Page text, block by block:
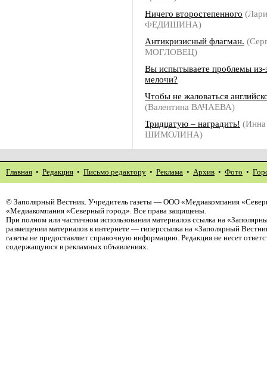
Ничего второстепенного
ФЕДИШИНА)
Антикризисный флагман.
МОГЛОВЕЦ)
Вы испытываете проблемы из-
мелочи?
Чтобы не жаловаться
(Валентина ВАЧАЕВА)
Тридцатую – наградить! (Инна
ШИМОЛИНА)
Главная • Редакция • Письмо редактору • Реклама • Архив • Фото •
© Заполярный Вестник. Учредитель газеты — ООО «Медиакомпания
«Медиакомпания «Северный город». Все права защищены.
При полном или частичном использовании материалов ссылка на
размещении материалов в интернете — гиперссылка на «Заполярный
газеты не предоставляет справочную информацию. Редакция не несет
содержащуюся в рекламных объявлениях.